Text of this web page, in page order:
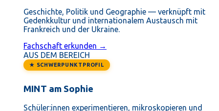
Geschichte, Politik und Geographie — verknüpft mit
Gedenkkultur und internationalem Austausch mit
Frankreich und der Ukraine.
Fachschaft erkunden →
AUS DEM BEREICH
★ SCHWERPUNKTPROFIL
MINT am Sophie
Schüler:innen experimentieren, mikroskopieren und